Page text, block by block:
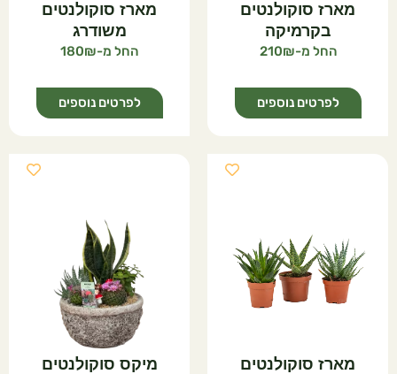
מארז סוקולנטים
בקרמיקה
210
לפרטים נוספים
מארז סוקולנטים
משודרג
180
לפרטים נוספים
מארז סוקולנטים
מיקס סוקולנטים